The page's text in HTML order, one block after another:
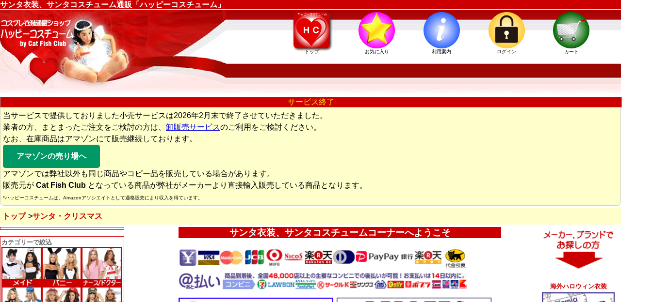
サンタ衣装、サンタコスチューム通販「ハッピーコスチューム」
トップ お気に入り 利用案内 ログイン カート
サービス終了
当サービスで提供しておりました小売サービスは2026年2月末で終了させていただきました。
業者の方、まとまったご注文をご検討の方は、 卸販売サービスのご利用をご検討ください。
なお、在庫商品はアマゾンにて販売継続しております。
アマゾンの売り場へ
アマゾンでは弊社以外も同じ商品やコピー品を販売している場合があります。
販売元が Cat Fish Club となっている商品が弊社がメーカーより直接輸入販売している商品となります。
*ハッピーコスチュームは、Amazonアソシエイトとして適格販売により収入を得ています。
トップ サンタ・クリスマス
カテゴリーで絞込
海外ハロウィン衣装
サンタ衣装、サンタコスチュームコーナーへようこそ